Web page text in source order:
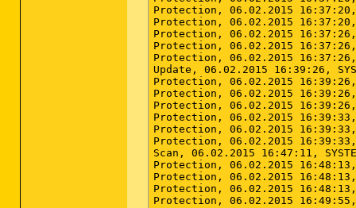
Protection, 06.02.2015
Protection, 06.02.2015
Protection, 06.02.2015
Protection, 06.02.2015
Protection, 06.02.2015
Update, 06.02.2015 16:39:26,
Protection, 06.02.2015
Protection, 06.02.2015
Protection, 06.02.2015
Protection, 06.02.2015
Protection, 06.02.2015
Protection, 06.02.2015
Scan, 06.02.2015 16:47:11,
Protection, 06.02.2015
Protection, 06.02.2015
Protection, 06.02.2015
Protection, 06.02.2015